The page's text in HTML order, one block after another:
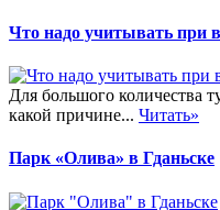
Что надо учитывать при
Для большого количества
какой причине... Читать»
Парк «Олива» в Гданьске